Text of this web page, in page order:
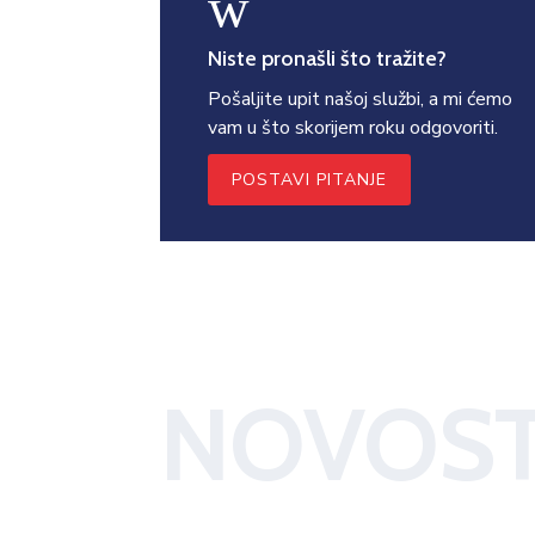
Niste pronašli što tražite?
Pošaljite upit našoj službi, a mi ćemo
vam u što skorijem roku odgovoriti.
POSTAVI PITANJE